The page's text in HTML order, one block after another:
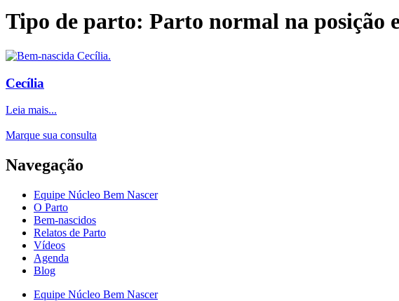
Tipo de parto: Parto normal na posição
Cecília
Leia mais...
Marque sua consulta
Navegação
Equipe Núcleo Bem Nascer
O Parto
Bem-nascidos
Relatos de Parto
Vídeos
Agenda
Blog
Equipe Núcleo Bem Nascer